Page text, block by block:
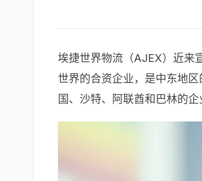
埃捷世界物流（AJEX）近来
世界的合资企业，是中东地
国、沙特、阿联酋和巴林的